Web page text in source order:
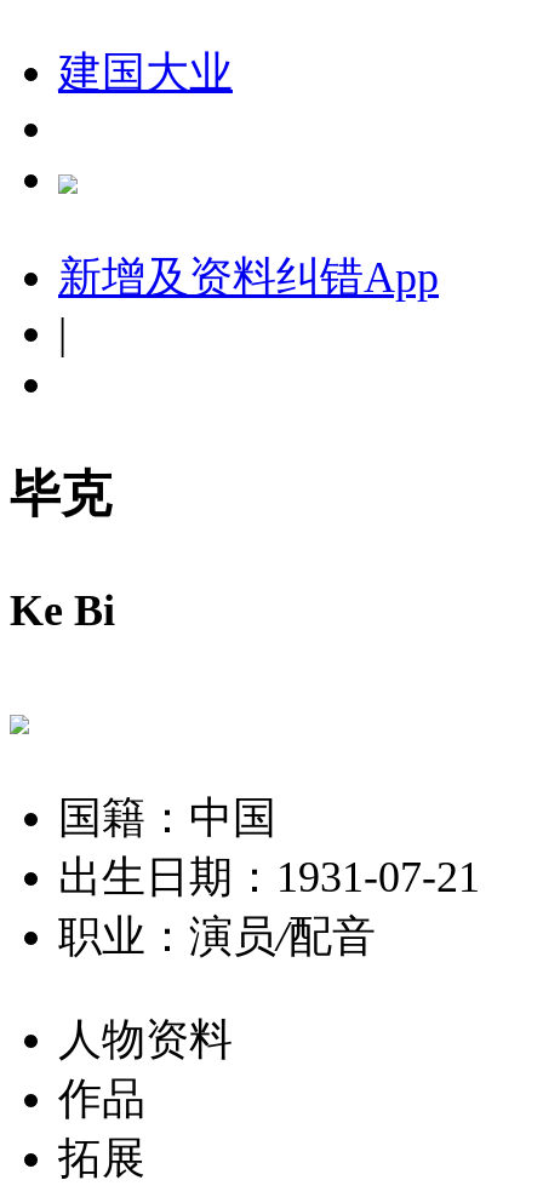
建国大业
新增及资料纠错App
|
毕克
Ke Bi
国籍：中国
出生日期：1931-07-21
职业：演员/配音
人物资料
作品
拓展